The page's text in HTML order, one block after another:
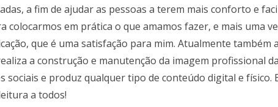
a fim de ajudar as pessoas a terem mais conforto e
colocarmos em prática o que amamos fazer, e mais uma
que é uma satisfação para mim. Atualmente também
a construção e manutenção da imagem profissional
sociais e produz qualquer tipo de conteúdo digital e físico.
a todos!